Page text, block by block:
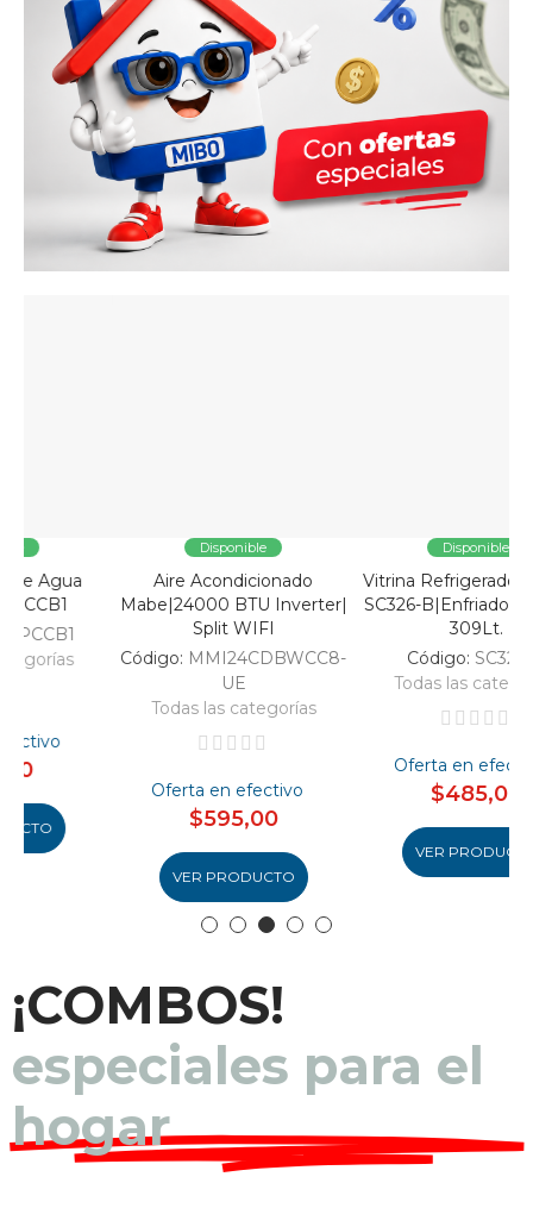
Aire Acondicionado
Mabe|24000 BTU Inverter|
Código:
MMI24CDBWCC8-
Todas las categorías
Oferta en efectivo
$595,00
VER PRODUCTO
Vitrina Refrigeradora Home
SC326-B|Enfriadora Vertical
Código:
SC326-B
Todas las categorías
Oferta en efectivo
$485,00
VER PRODUCTO
¡COMBOS!
especiales para el
hogar